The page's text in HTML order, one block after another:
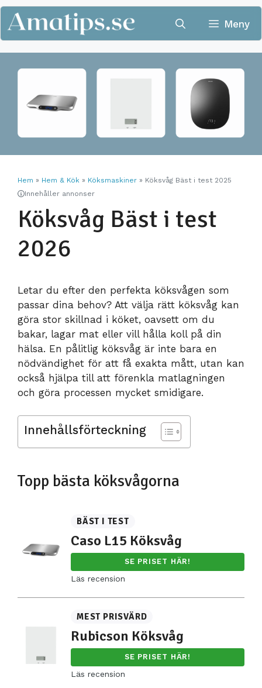
Hoppa
till
innehåll
Meny
Hem » Hem & Kök » Köksmaskiner » Köksvåg Bäst i test 2025
Innehåller annonser
Köksvåg Bäst i test
2026
Letar du efter den perfekta köksvågen som
passar dina behov? Att välja rätt köksvåg kan
göra stor skillnad i köket, oavsett om du
bakar, lagar mat eller vill hålla koll på din
hälsa. En pålitlig köksvåg är inte bara en
nödvändighet för att få exakta mått, utan kan
också hjälpa till att förenkla matlagningen
och göra processen mycket smidigare.
Innehållsförteckning
Topp bästa köksvågorna
BÄST I TEST
Caso L15 Köksvåg
SE PRISET HÄR!
Läs recension
MEST PRISVÄRD
Rubicson Köksvåg
SE PRISET HÄR!
Läs recension